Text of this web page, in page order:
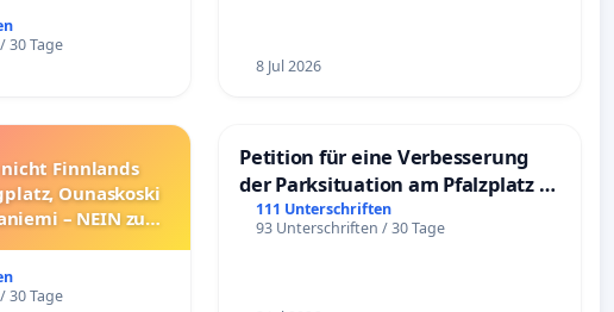
30 Tage
8 Jul 2026
Finnlands
Ounaskoski
– NEIN zum
30 Tage
Petition für eine Verbesserung
der Parksituation am Pfalzplatz in
Mannheim
111 Unterschriften
93 Unterschriften / 30 Tage